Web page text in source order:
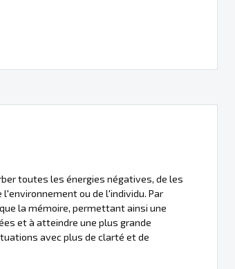
toutes les énergies négatives, de les
ou de l'individu. Par
la mémoire, permettant ainsi une
et à atteindre une plus grande
avec plus de clarté et de